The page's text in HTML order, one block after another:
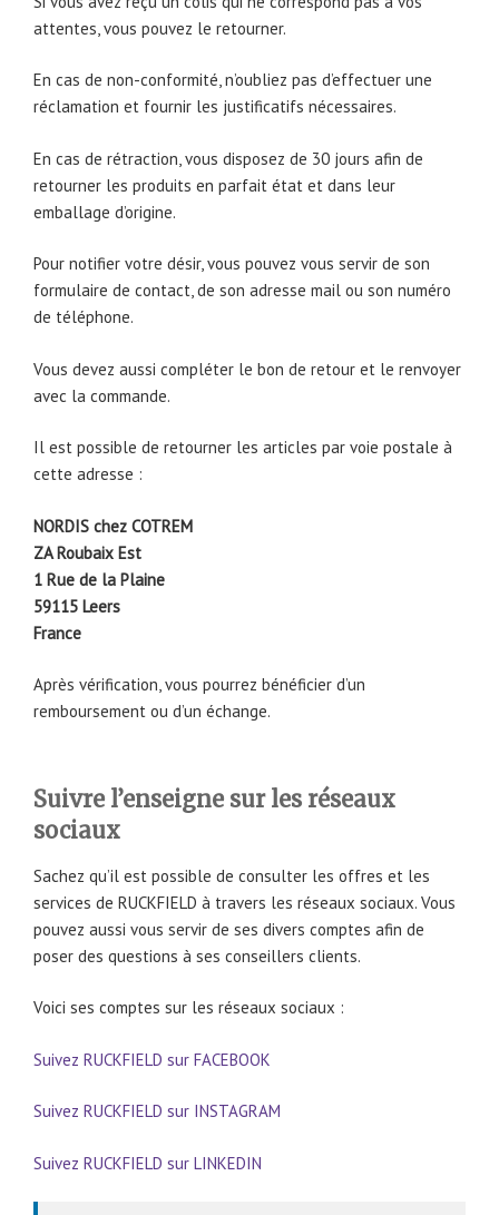
attentes, vous pouvez le retourner.
En cas de non-conformité, n’oubliez pas d’effectuer une
réclamation et fournir les justificatifs nécessaires.
En cas de rétraction, vous disposez de 30 jours afin de
retourner les produits en parfait état et dans leur
emballage d’origine.
Pour notifier votre désir, vous pouvez vous servir de son
formulaire de contact, de son adresse mail ou son numéro
de téléphone.
Vous devez aussi compléter le bon de retour et le renvoyer
avec la commande.
Il est possible de retourner les articles par voie postale à
cette adresse :
NORDIS chez COTREM
ZA Roubaix Est
1 Rue de la Plaine
59115 Leers
France
Après vérification, vous pourrez bénéficier d’un
remboursement ou d’un échange.
Suivre l’enseigne sur les réseaux
sociaux
Sachez qu’il est possible de consulter les offres et les
services de RUCKFIELD à travers les réseaux sociaux. Vous
pouvez aussi vous servir de ses divers comptes afin de
poser des questions à ses conseillers clients.
Voici ses comptes sur les réseaux sociaux :
Suivez RUCKFIELD sur FACEBOOK
Suivez RUCKFIELD sur INSTAGRAM
Suivez RUCKFIELD sur LINKEDIN